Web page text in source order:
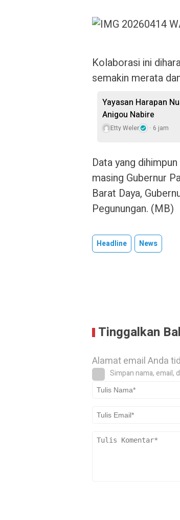
Kolaborasi ini
semakin merata
Yayasan Harapan
Anigou Nabire
Etty Weler 6 jam
Data yang
masing Gubernur
Barat Daya,
Pegunungan. (MB)
Headline News
Tinggalkan
Alamat email Anda
Simpan nama, email,